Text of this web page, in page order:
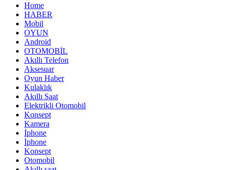
Home
HABER
Mobil
OYUN
Android
OTOMOBİL
Akıllı Telefon
Aksesuar
Oyun Haber
Kulaklık
Akıllı Saat
Elektrikli Otomobil
Konsept
Kamera
İphone
İphone
Konsept
Otomobil